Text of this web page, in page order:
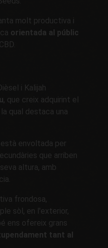
molt productiva i
orientada al públic
i Kalijah
, que creix adquirint el
qual destaca una
està envoltada per
que arriben
altura, amb
frondosa,
sòl, en l'exterior,
ens ofereix grans
tant al